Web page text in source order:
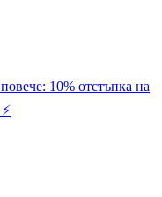
10% отстъпка на